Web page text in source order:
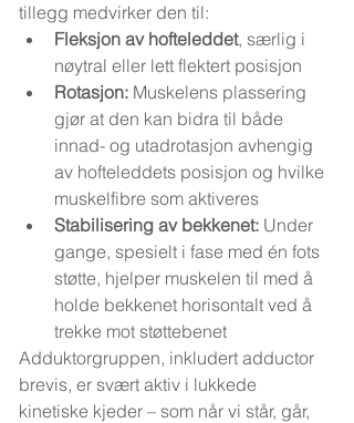
tillegg medvirker den til:
Fleksjon av hofteleddet, særlig i
nøytral eller lett flektert posisjon
Rotasjon: Muskelens plassering
gjør at den kan bidra til både
innad- og utadrotasjon avhengig
av hofteleddets posisjon og hvilke
muskelfibre som aktiveres
Stabilisering av bekkenet: Under
gange, spesielt i fase med én fots
støtte, hjelper muskelen til med å
holde bekkenet horisontalt ved å
trekke mot støttebenet
Adduktorgruppen, inkludert adductor
brevis, er svært aktiv i lukkede
kinetiske kjeder – som når vi står, går,